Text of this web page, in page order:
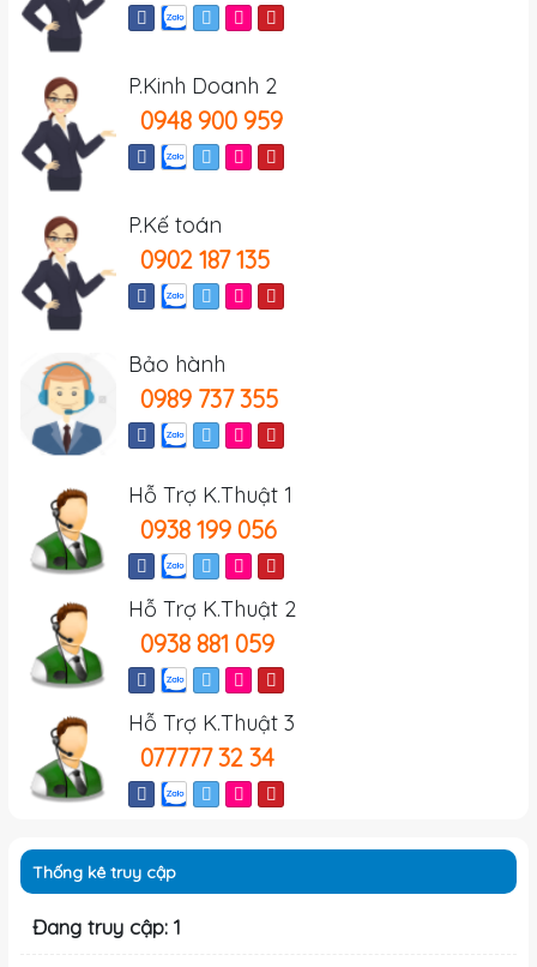
P.Kinh Doanh 2
0948 900 959
P.Kế toán
0902 187 135
Bảo hành
0989 737 355
Hỗ Trợ K.Thuật 1
0938 199 056
Hỗ Trợ K.Thuật 2
0938 881 059
Hỗ Trợ K.Thuật 3
077777 32 34
Thống kê truy cập
Đang truy cập: 1